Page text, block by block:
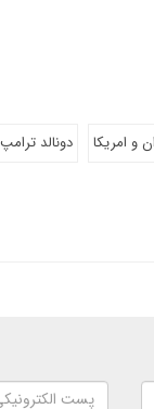
و امریکا دونالد ترامپ